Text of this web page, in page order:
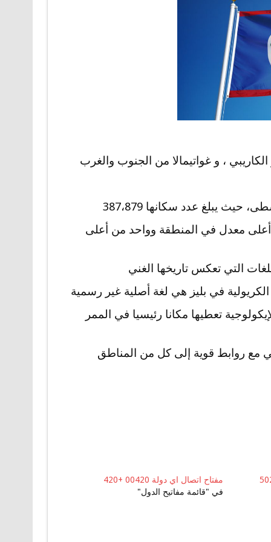
، و غواتيمالا من الجنوب والغرب
يبلغ عدد سكانها 387،879
1.87 ٪ سنويا وهو ثاني أعلى معدل في المنطقة وواحد من أعلى
التي تعكس تاريخها الغني
الكريولية في بليز هي لغة أصلية غير رسمية
تعطيها مكانا رئيسيا في الممر
مع روابط قوية إلى كل من المناطق
مفتاح اتصال اي دولة 00420 +420
في "قائمة مفاتيح الدول"